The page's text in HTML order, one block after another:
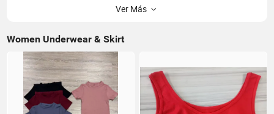
Ver Más
Women Underwear & Skirt